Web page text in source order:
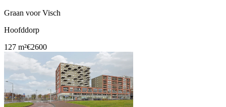
Graan voor Visch
Hoofddorp
127 m²€2600